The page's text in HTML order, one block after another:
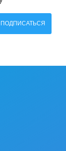
ПОДПИСАТЬСЯ